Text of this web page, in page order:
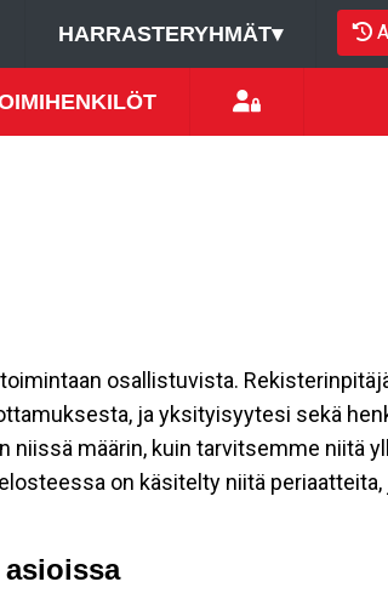
HARRASTERYHMÄT▾
osallistuvista.
ja yksityisyytesi sekä
niissä määrin, kuin tarvitsemme niitä
on käsitelty niitä